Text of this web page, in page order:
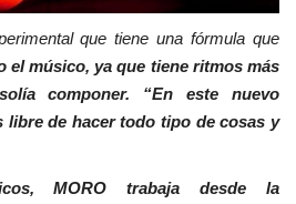
que tiene una fórmula que
el músico, ya que tiene ritmos más
componer. “En este nuevo
libre de hacer todo tipo de cosas y
MORO trabaja desde la